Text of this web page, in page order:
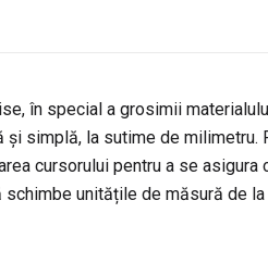
în special a grosimii
și simplă, la sutime de milimetru.
cursorului pentru a se asigura
unitățile de măsură de la